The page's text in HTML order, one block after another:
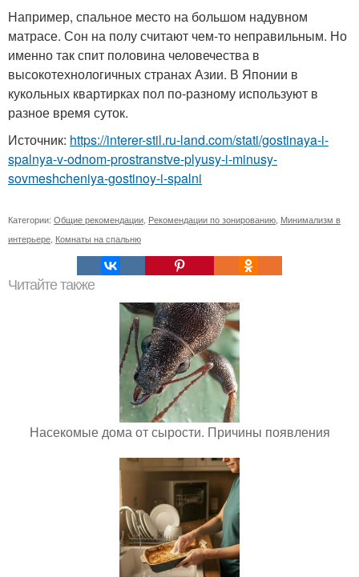
Например, спальное место на большом надувном
матрасе. Сон на полу считают чем-то неправильным. Но
именно так спит половина человечества в
высокотехнологичных странах Азии. В Японии в
кукольных квартирках пол по-разному используют в
разное время суток.
Источник: https://interer-stil.ru-land.com/stati/gostinaya-i-
spalnya-v-odnom-prostranstve-plyusy-i-minusy-
sovmeshcheniya-gostinoy-i-spalni
Категории: Общие рекомендации, Рекомендации по зонированию, Минимализм в
интерьере, Комнаты на спальню
Читайте также
Насекомые дома от сырости. Причины появления